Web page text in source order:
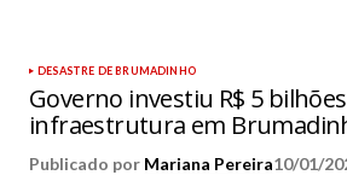
DESASTRE DE BRUMADINHO
Governo investiu R$ 5
infraestrutura em
Publicado por Mariana Pereira10/01/